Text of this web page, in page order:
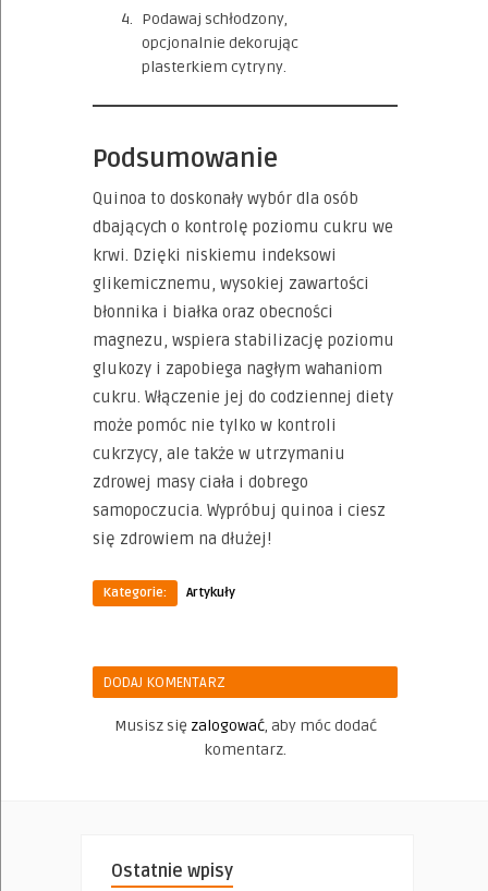
Podawaj schłodzony,
opcjonalnie dekorując
plasterkiem cytryny.
Podsumowanie
Quinoa to doskonały wybór dla osób
dbających o kontrolę poziomu cukru we
krwi. Dzięki niskiemu indeksowi
glikemicznemu, wysokiej zawartości
błonnika i białka oraz obecności
magnezu, wspiera stabilizację poziomu
glukozy i zapobiega nagłym wahaniom
cukru. Włączenie jej do codziennej diety
może pomóc nie tylko w kontroli
cukrzycy, ale także w utrzymaniu
zdrowej masy ciała i dobrego
samopoczucia. Wypróbuj quinoa i ciesz
się zdrowiem na dłużej!
Kategorie: Artykuły
DODAJ KOMENTARZ
Musisz się zalogować, aby móc dodać
komentarz.
Ostatnie wpisy